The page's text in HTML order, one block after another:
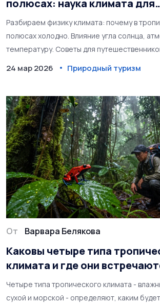
полюсах: наука климата для
путешественников
Разбираем физику климата: почему в
полюсах холодно. Влияние угла солнца,
температуру. Советы для
24 мар 2026 Природный туризм
От Варвара Белякова
Каковы четыре типа
климата и где они
Четыре типа тропического климата -
сухой и морской - определяют, каким